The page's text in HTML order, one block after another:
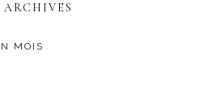
ARCHIVES